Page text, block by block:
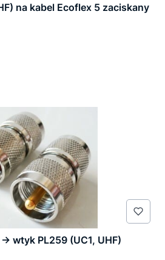
na kabel Ecoflex 5 zaciskany
wtyk PL259 (UC1, UHF)